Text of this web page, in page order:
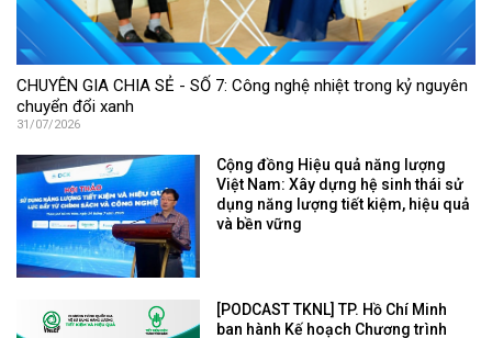
CHUYÊN GIA CHIA SẺ - SỐ 7: Công nghệ nhiệt trong kỷ nguyên
chuyển đổi xanh
31/07/2026
Cộng đồng Hiệu quả năng lượng
Việt Nam: Xây dựng hệ sinh thái sử
dụng năng lượng tiết kiệm, hiệu quả
và bền vững
[PODCAST TKNL] TP. Hồ Chí Minh
ban hành Kế hoạch Chương trình